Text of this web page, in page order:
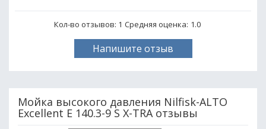
Кол-во отзывов: 1 Средняя оценка: 1.0
Напишите отзыв
Мойка высокого давления Nilfisk-ALTO
Excellent E 140.3-9 S X-TRA отзывы